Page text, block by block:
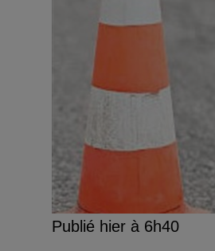
Publié hier à 6h40